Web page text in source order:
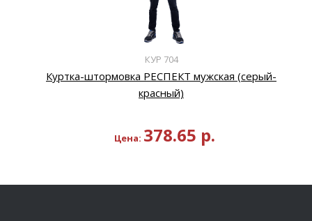
КУР 704
Куртка-штормовка РЕСПЕКТ мужская (серый-
красный)
Цена: 378.65 р.